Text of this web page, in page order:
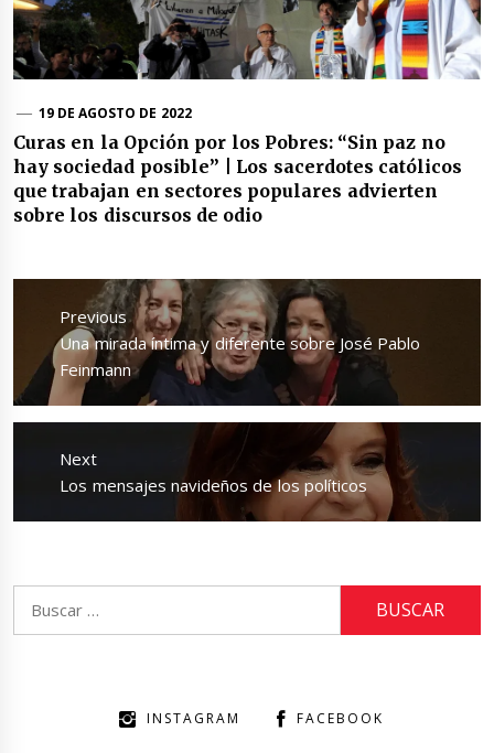
19 DE AGOSTO DE 2022
Curas en la Opción por los Pobres: “Sin paz no
hay sociedad posible” | Los sacerdotes católicos
que trabajan en sectores populares advierten
sobre los discursos de odio
Navegación
entradas
Previous
Previous
post:
Una mirada íntima y diferente sobre José Pablo
Feinmann
Next
Next
Los mensajes navideños de los políticos
INSTAGRAM FACEBOOK